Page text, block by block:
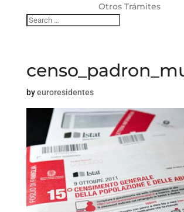
Otros Trámites
byeuroresidentes